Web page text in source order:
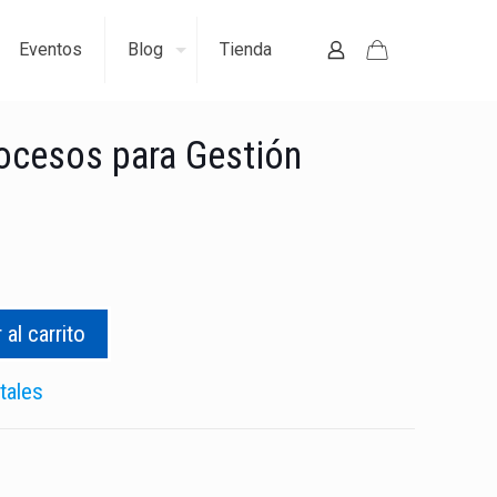
Eventos Blog Tienda
para Gestión
al carrito